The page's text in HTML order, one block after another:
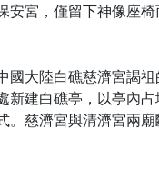
宮，僅留下神像座椅
國大陸白礁慈濟宮謁
新建白礁亭，以亭內
。慈濟宮與清濟宮兩